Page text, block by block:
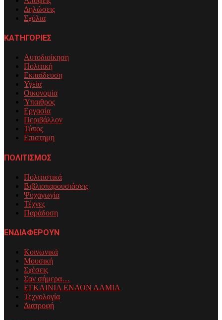
Δηλώσεις
Σχόλια
ΚΑΤΗΓΟΡΙΕΣ
Αυτοδιοίκηση
Πολιτική
Εκπαίδευση
Υγεία
Οικονομία
Ύπαιθρος
Εργασία
Περιβάλλον
Τύπος
Επιστημη
ΠΟΛΙΤΙΣΜΟΣ
Πολιτιστικά
Βιβλιοπαρουσιάσεις
Ψυχαγωγία
Τέχνες
Παράδοση
ΕΝΔΙΑΦΕΡΟΥΝ
Κοινωνικά
Μουσική
Σχέσεις
Σαν σήμερα…
ΕΓΚΑΙΝΙΑ ΕΝΑΟΝ ΛΑΜΙΑ
Τεχνολογία
Διατροφή